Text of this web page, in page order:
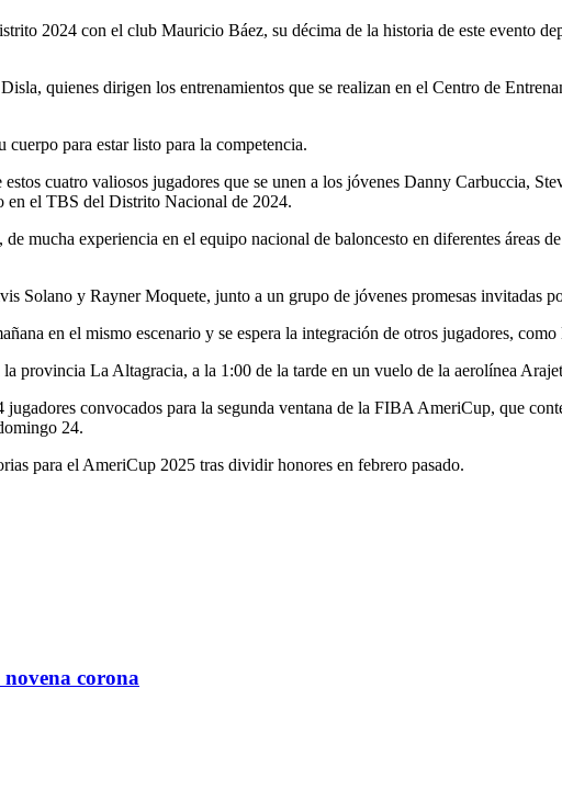
2024 con el club Mauricio Báez, su décima de la historia de este evento
quienes dirigen los entrenamientos que se realizan en el Centro de
para estar listo para la competencia.
cuatro valiosos jugadores que se unen a los jóvenes Danny Carbuccia,
en el TBS del Distrito Nacional de 2024.
mucha experiencia en el equipo nacional de baloncesto en diferentes áreas
Solano y Rayner Moquete, junto a un grupo de jóvenes promesas invitadas
en el mismo escenario y se espera la integración de otros jugadores,
provincia La Altagracia, a la 1:00 de la tarde en un vuelo de la aerolínea
convocados para la segunda ventana de la FIBA AmeriCup, que
24.
para el AmeriCup 2025 tras dividir honores en febrero pasado.
corona